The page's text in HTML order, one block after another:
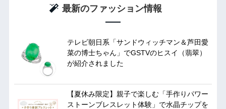
最新のファッション情報
テレビ朝日系「サンドウィッチマン＆芦田愛
菜の博士ちゃん」でGSTVのヒスイ（翡翠）
が紹介されました
【夏休み限定】親子で楽しむ「手作りパワー
ストーンブレスレット体験」で水晶チップを